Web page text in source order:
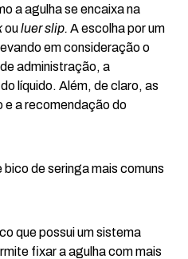
a agulha se encaixa na
ouluer slip. A escolha por um
em consideração o
administração, a
líquido. Além, de claro, as
e a recomendação do
de seringa mais comuns
que possui um sistema
fixar a agulha com mais